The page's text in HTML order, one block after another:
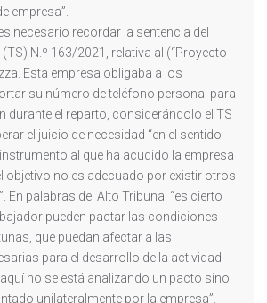
empresa”.
necesario recordar la sentencia del
N.º 163/2021, relativa al (“Proyecto
Esta empresa obligaba a los
su número de teléfono personal para
durante el reparto, considerándolo el TS
el juicio de necesidad “en el sentido
al que ha acudido la empresa
objetivo no es adecuado por existir otros
En palabras del Alto Tribunal “es cierto
pueden pactar las condiciones
que puedan afectar a las
para el desarrollo de la actividad
no se está analizando un pacto sino
unilateralmente por la empresa”.